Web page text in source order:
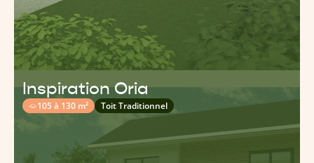
Inspiration Oria
105 à 130 m² Toit Traditionnel